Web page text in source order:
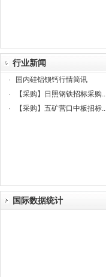
行业新闻
· 国内硅铝钡钙行情简讯
·
【采购】日照钢铁招标采购
·
【采购】五矿营口中板招标
国际数据统计